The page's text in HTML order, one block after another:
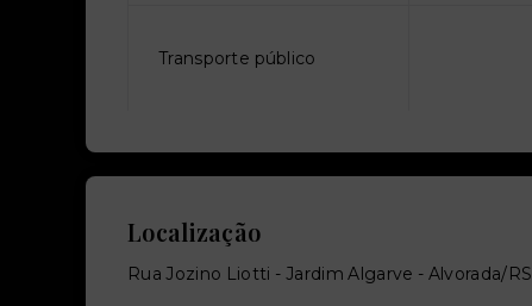
Transporte público
Localização
Rua Jozino Liotti - Jardim Algarve - Alvorada/RS